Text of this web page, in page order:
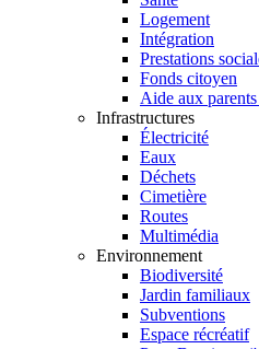
Logement
Intégration
Prestations
Fonds citoyen
Aide aux
Infrastructures
Électricité
Eaux
Déchets
Cimetière
Routes
Multimédia
Environnement
Biodiversité
Jardin familiaux
Subventions
Espace récréatif